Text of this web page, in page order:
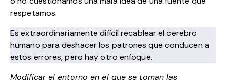
respetamos.
Es extraordinariamente difícil recablear el cerebro
humano para deshacer los patrones que conducen a
estos errores, pero hay otro enfoque.
Modificar el entorno en el que se toman las